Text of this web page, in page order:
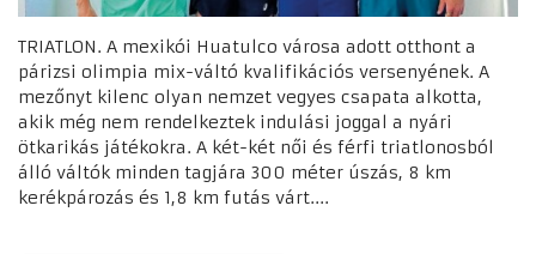
TRIATLON. A mexikói Huatulco városa adott otthont a
párizsi olimpia mix-váltó kvalifikációs versenyének. A
mezőnyt kilenc olyan nemzet vegyes csapata alkotta,
akik még nem rendelkeztek indulási joggal a nyári
ötkarikás játékokra. A két-két női és férfi triatlonosból
álló váltók minden tagjára 300 méter úszás, 8 km
kerékpározás és 1,8 km futás várt....